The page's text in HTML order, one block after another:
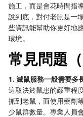
施工，而是會花時間指
說到底，對付老鼠是一
些資訊能幫助你更好地
環境。
常見問題（
1. 滅鼠服務一般需要多
這取決於鼠患的嚴重程
抓到老鼠，而使用藥劑
少鼠群數量。專業人員